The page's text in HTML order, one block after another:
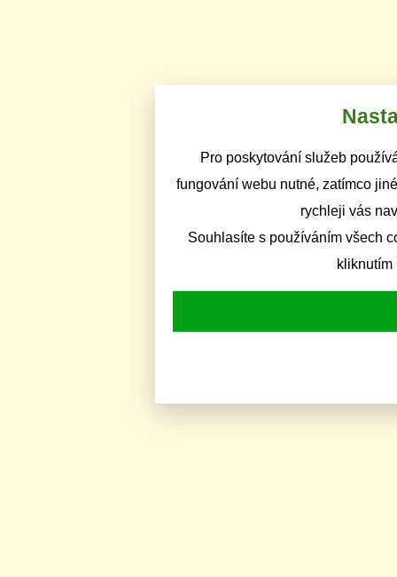
Pro poskytování služeb
fungování webu nutné, zatímco
rychleji vás
Souhlasíte s používáním všech
kliknutím